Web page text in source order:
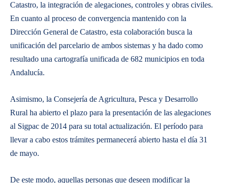
Catastro, la integración de alegaciones, controles y obras civiles.
En cuanto al proceso de convergencia mantenido con la
Dirección General de Catastro, esta colaboración busca la
unificación del parcelario de ambos sistemas y ha dado como
resultado una cartografía unificada de 682 municipios en toda
Andalucía.
Asimismo, la Consejería de Agricultura, Pesca y Desarrollo
Rural ha abierto el plazo para la presentación de las alegaciones
al Sigpac de 2014 para su total actualización. El período para
llevar a cabo estos trámites permanecerá abierto hasta el día 31
de mayo.
De este modo, aquellas personas que deseen modificar la